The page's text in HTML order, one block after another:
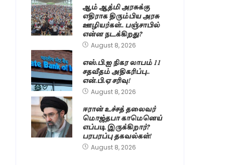
ஆம் ஆத்மி அரசுக்கு
எதிராக திரும்பிய அரசு
ஊழியர்கள்.. பஞ்சாபில்
என்ன நடக்கிறது?
August 8, 2026
எஸ்.பி.ஐ நிகர லாபம் 11
சதவீதம் அதிகரிப்பு..
என்.பி.ஏ சரிவு!
August 8, 2026
ஈரான் உச்சத் தலைவர்
மொஜ்தபா காமெனெய்
எப்படி இருக்கிறார்?
பரபரப்பு தகவல்கள்!
August 8, 2026